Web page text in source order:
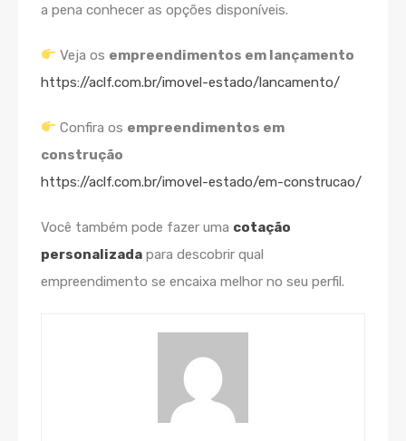
a pena conhecer as opções disponíveis.
Veja os empreendimentos em lançamento
https://aclf.com.br/imovel-estado/lancamento/
Confira os empreendimentos em
construção
https://aclf.com.br/imovel-estado/em-construcao/
Você também pode fazer uma cotação
personalizada para descobrir qual
empreendimento se encaixa melhor no seu perfil.